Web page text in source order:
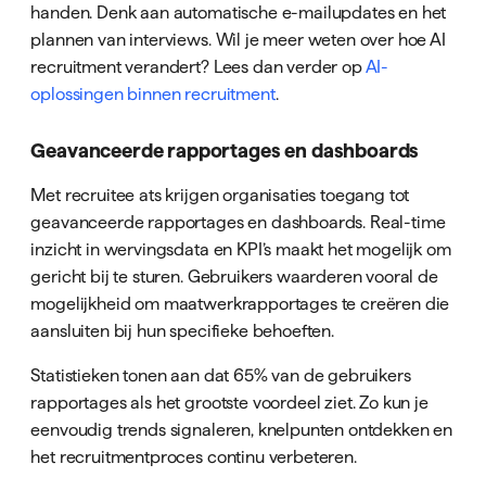
handen. Denk aan automatische e-mailupdates en het
plannen van interviews. Wil je meer weten over hoe AI
recruitment verandert? Lees dan verder opAI-
oplossingen binnen recruitment.
Geavanceerde rapportages en dashboards
Met recruitee ats krijgen organisaties toegang tot
geavanceerde rapportages en dashboards. Real-time
inzicht in wervingsdata en KPI’s maakt het mogelijk om
gericht bij te sturen. Gebruikers waarderen vooral de
mogelijkheid om maatwerkrapportages te creëren die
aansluiten bij hun specifieke behoeften.
Statistieken tonen aan dat 65% van de gebruikers
rapportages als het grootste voordeel ziet. Zo kun je
eenvoudig trends signaleren, knelpunten ontdekken en
het recruitmentproces continu verbeteren.